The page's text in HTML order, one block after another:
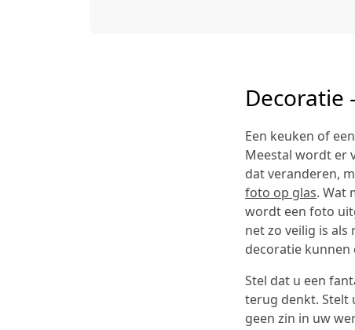
Decoratie
Een keuken of
Meestal wordt er
dat veranderen,
foto op glas. Wat
wordt een foto
net zo veilig is als
decoratie kunnen
Stel dat u een
terug denkt. Stelt
geen zin in uw